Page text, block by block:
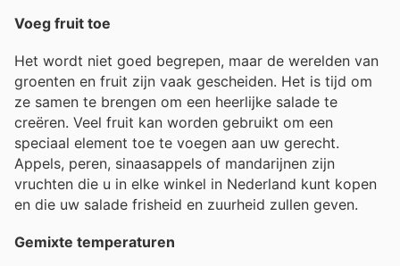
Voeg fruit toe
Het wordt niet goed begrepen, maar de werelden van
groenten en fruit zijn vaak gescheiden. Het is tijd om
ze samen te brengen om een heerlijke salade te
creëren. Veel fruit kan worden gebruikt om een
speciaal element toe te voegen aan uw gerecht.
Appels, peren, sinaasappels of mandarijnen zijn
vruchten die u in elke winkel in Nederland kunt kopen
en die uw salade frisheid en zuurheid zullen geven.
Gemixte temperaturen